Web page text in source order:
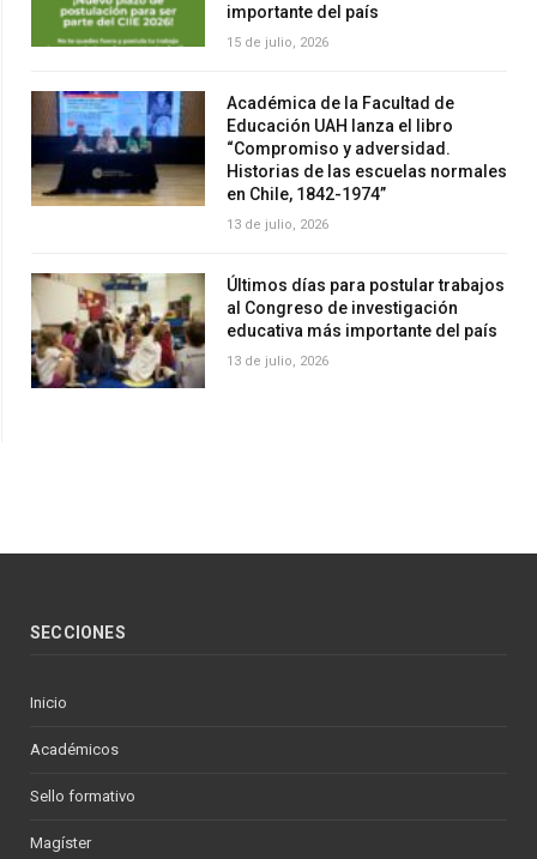
importante del país
15 de julio, 2026
Académica de la Facultad de
Educación UAH lanza el libro
“Compromiso y adversidad.
Historias de las escuelas normales
en Chile, 1842-1974”
13 de julio, 2026
Últimos días para postular trabajos
al Congreso de investigación
educativa más importante del país
13 de julio, 2026
SECCIONES
Inicio
Académicos
Sello formativo
Magíster